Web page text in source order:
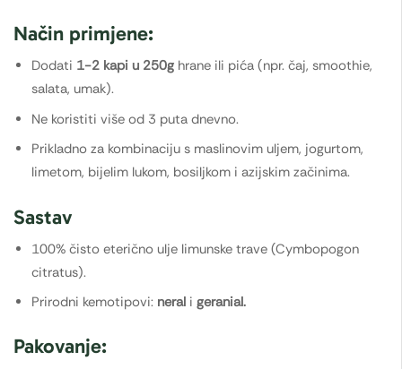
Način primjene:
Dodati 1-2 kapi u 250g hrane ili pića (npr. čaj, smoothie,
salata, umak).
Ne koristiti više od 3 puta dnevno.
Prikladno za kombinaciju s maslinovim uljem, jogurtom,
limetom, bijelim lukom, bosiljkom i azijskim začinima.
Sastav
100% čisto eterično ulje limunske trave (Cymbopogon
citratus).
Prirodni kemotipovi: neral i geranial.
Pakovanje: